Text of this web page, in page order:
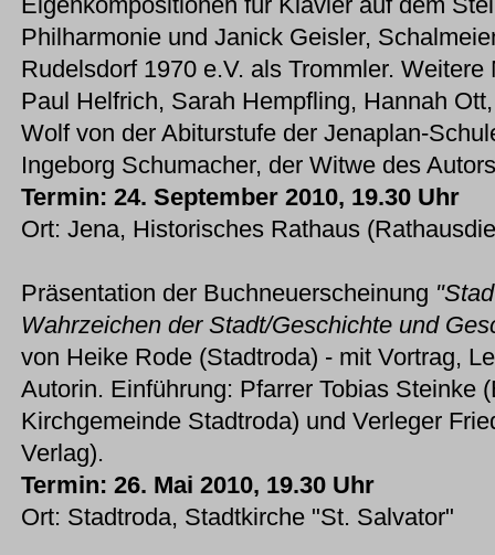
Philharmonie und Janick Geisler,
Rudelsdorf 1970 e.V. als Trommler.
Paul Helfrich, Sarah Hempfling, Hannah
Wolf von der Abiturstufe der Jenaplan-
Ingeborg Schumacher, der Witwe des
Termin: 24. September 2010, 19.30 Uhr
Ort: Jena, Historisches Rathaus
Präsentation der Buchneuerscheinung
Wahrzeichen der Stadt/Geschichte und
von Heike Rode (Stadtroda) - mit Vortrag,
Autorin. Einführung: Pfarrer Tobias Steinke
Kirchgemeinde Stadtroda) und Verleger
Verlag).
Termin: 26. Mai 2010, 19.30 Uhr
Ort: Stadtroda, Stadtkirche "St. Salvator"